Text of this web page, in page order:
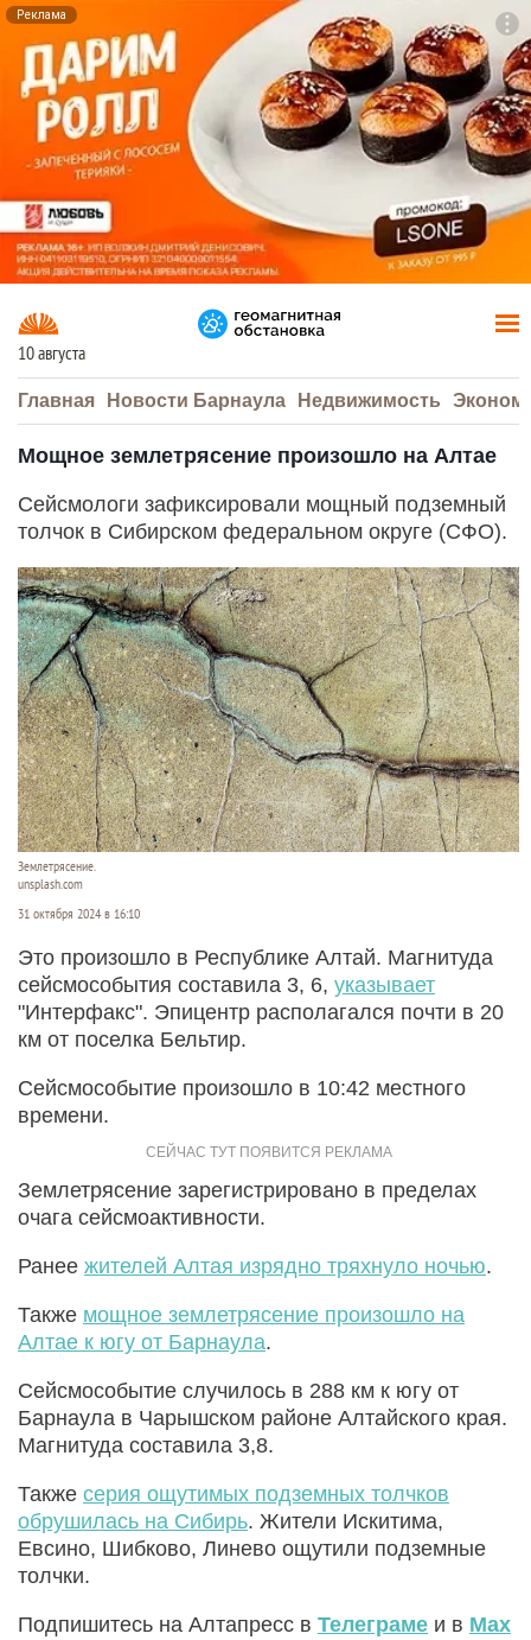
Реклама
10 августа
Главная Новости Барнаула Недвижимость
Мощное землетрясение произошло на Алтае
Сейсмологи зафиксировали мощный подземный
толчок в Сибирском федеральном округе (СФО).
Землетрясение.
unsplash.com
31 октября 2024 в 16:10
Это произошло в Республике Алтай. Магнитуда
сейсмособытия составила 3, 6, указывает
"Интерфакс". Эпицентр располагался почти в 20
км от поселка Бельтир.
Сейсмособытие произошло в 10:42 местного
времени.
Землетрясение зарегистрировано в пределах
очага сейсмоактивности.
Ранее жителей Алтая изрядно тряхнуло ночью.
Также мощное землетрясение произошло на
Алтае к югу от Барнаула.
Сейсмособытие случилось в 288 км к югу от
Барнаула в Чарышском районе Алтайского края.
Магнитуда составила 3,8.
Также серия ощутимых подземных толчков
обрушилась на Сибирь. Жители Искитима,
Евсино, Шибково, Линево ощутили подземные
толчки.
Подпишитесь на Алтапресс в Телеграме и в Max